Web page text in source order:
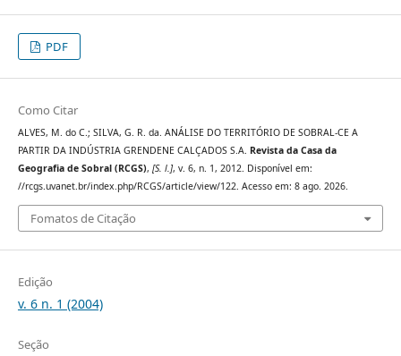
PDF
Como Citar
ALVES, M. do C.; SILVA, G. R. da. ANÁLISE DO TERRITÓRIO DE SOBRAL-CE A
PARTIR DA INDÚSTRIA GRENDENE CALÇADOS S.A. Revista da Casa da
Geografia de Sobral (RCGS), [S. l.], v. 6, n. 1, 2012. Disponível em:
//rcgs.uvanet.br/index.php/RCGS/article/view/122. Acesso em: 8 ago. 2026.
Fomatos de Citação
Edição
v. 6 n. 1 (2004)
Seção